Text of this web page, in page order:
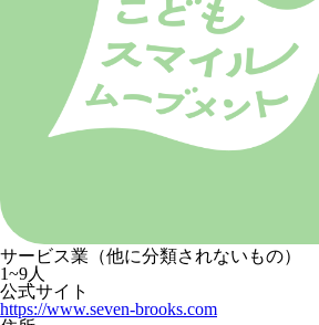
サービス業（他に分類されないもの）
1~9人
公式サイト
https://www.seven-brooks.com